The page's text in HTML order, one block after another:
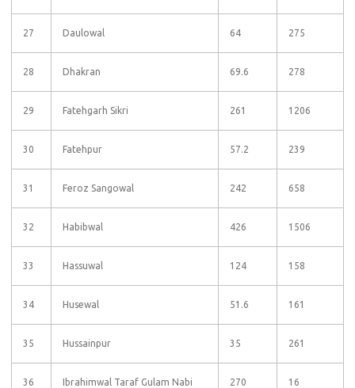
27 Daulowal 64 275
28 Dhakran 69.6 278
29 Fatehgarh Sikri 261 1206
30 Fatehpur 57.2 239
31 Feroz Sangowal 242 658
32 Habibwal 426 1506
33 Hassuwal 124 158
34 Husewal 51.6 161
35 Hussainpur 35 261
36
Ibrahimwal Taraf Gulam Nabi
270 16